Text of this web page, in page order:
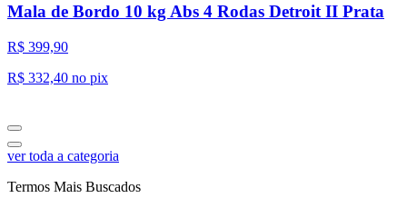
Mala de Bordo 10 kg Abs 4 Rodas Detroit II Prata
R$ 399,90
R$ 332,40 no pix
ver toda a categoria
Termos Mais Buscados